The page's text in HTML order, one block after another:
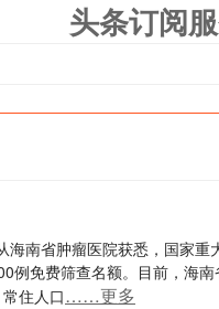
头条订阅
南省肿瘤医院获悉，国家重
免费筛查名额。目前，海南
住人口……更多